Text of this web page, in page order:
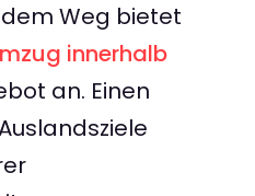
Weg bietet
innerhalb
an. Einen